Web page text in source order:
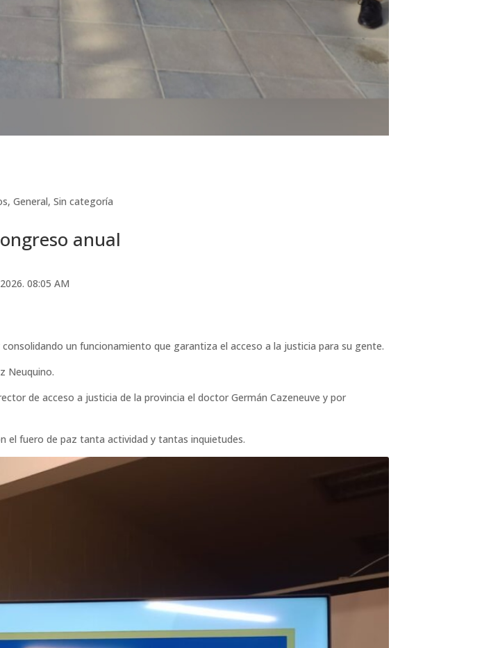
, General, Sin categoría
anual
08:05 AM
un funcionamiento que garantiza el acceso a la justicia para su gente.
Neuquino.
de acceso a justicia de la provincia el doctor Germán Cazeneuve y por
el fuero de paz tanta actividad y tantas inquietudes.